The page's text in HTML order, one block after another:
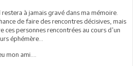
à jamais gravé dans ma mémoire.
de faire des rencontres décisives, mais
ces personnes rencontrées au cours d’un
éphémère…
mon ami….